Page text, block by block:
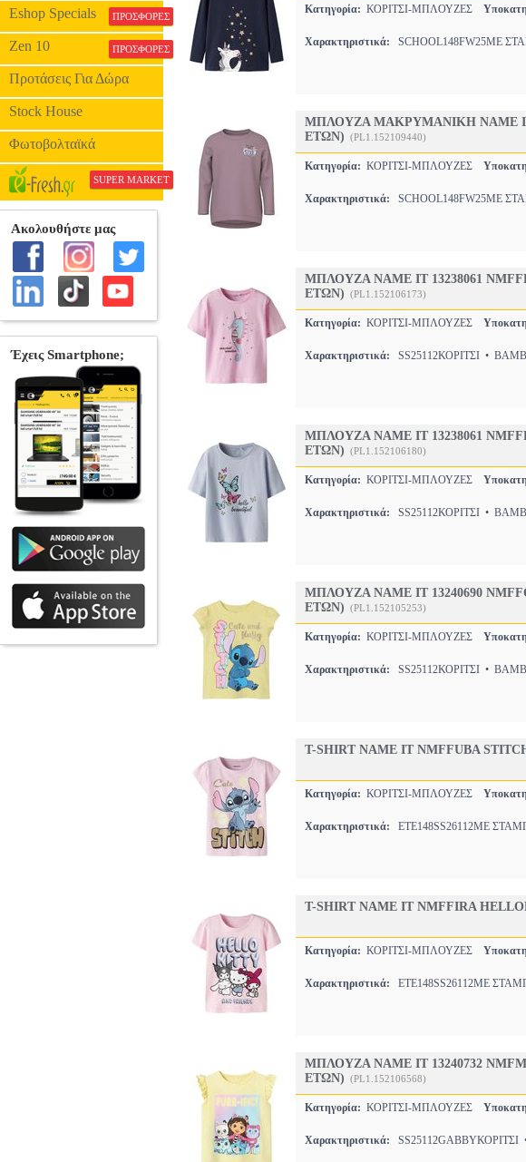
Eshop Specials ΠΡΟΣΦΟΡΕΣ
Zen 10 ΠΡΟΣΦΟΡΕΣ
Προτάσεις Για Δώρα
Stock House
Φωτοβολταϊκά
SUPER MARKET
Κατηγορία: ΚΟΡΙΤΣΙ-ΜΠΛΟΥΖΕΣ
Χαρακτηριστικά: SCHOOL148FW25ΜΕ
ΜΠΛΟΥΖΑ ΜΑΚΡΥΜΑΝΙΚΗ NAME IT
ΕΤΩΝ) (PL1.152109440)
Κατηγορία: ΚΟΡΙΤΣΙ-ΜΠΛΟΥΖΕΣ
Χαρακτηριστικά: SCHOOL148FW25ΜΕ
ΜΠΛΟΥΖΑ NAME IT 13238061
ΕΤΩΝ) (PL1.152106173)
Κατηγορία: ΚΟΡΙΤΣΙ-ΜΠΛΟΥΖΕΣ
Χαρακτηριστικά: SS25112ΚΟΡΙΤΣΙ •
ΜΠΛΟΥΖΑ NAME IT 13238061
ΕΤΩΝ) (PL1.152106180)
Κατηγορία: ΚΟΡΙΤΣΙ-ΜΠΛΟΥΖΕΣ
Χαρακτηριστικά: SS25112ΚΟΡΙΤΣΙ •
ΜΠΛΟΥΖΑ NAME IT 13240690
ΕΤΩΝ) (PL1.152105253)
Κατηγορία: ΚΟΡΙΤΣΙ-ΜΠΛΟΥΖΕΣ
Χαρακτηριστικά: SS25112ΚΟΡΙΤΣΙ •
T-SHIRT NAME IT NMFFUBA
Κατηγορία: ΚΟΡΙΤΣΙ-ΜΠΛΟΥΖΕΣ
Χαρακτηριστικά: ETE148SS26112ΜΕ
T-SHIRT NAME IT NMFFIRA
Κατηγορία: ΚΟΡΙΤΣΙ-ΜΠΛΟΥΖΕΣ
Χαρακτηριστικά: ETE148SS26112ΜΕ
ΜΠΛΟΥΖΑ NAME IT 13240732
ΕΤΩΝ) (PL1.152106568)
Κατηγορία: ΚΟΡΙΤΣΙ-ΜΠΛΟΥΖΕΣ
Χαρακτηριστικά: